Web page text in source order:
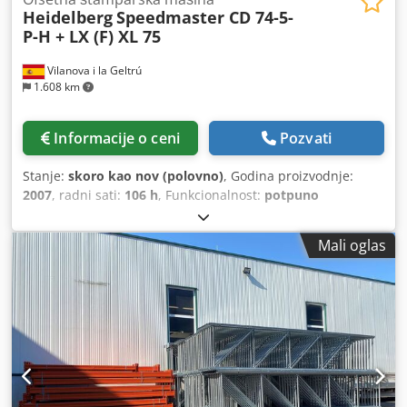
Vilanova i la Geltrú
1.608 km
HeidelbergSpeedmaster CD 74-5-
P-H + LX (F) XL 75
Informacije o ceni Pozvati
Stanje: skoro kao nov (polovno), Godina proizvodnje:
2007, radni sati: 106 h, Funkcionalnost: potpuno
5-colour with coater
papira (min.):585 mm, maksimalna širina papira:740 mm,
Odlična XL 75 mašina u vrhunskom stanju i sa vrhunskom
opremom Lak toranj (komorni rakel sistem) Prinect Axis
Control Prinect Press Center sa daljinskim upravljanjem za
podešavanje boja, valjaka, kao i obimskog, bočnog i
dijagonalnog registra sa Job Memory Card i touch screen-
om Cjdpfxex S Npfe Akrsrf Alcolor Vario filmski dampening
sistemi sa cirkulacijom i hlađenjem CombiStar sistem za
temperaturnu kontrolu kolor sekcija (vodeno hlađenje)
Mali oglas